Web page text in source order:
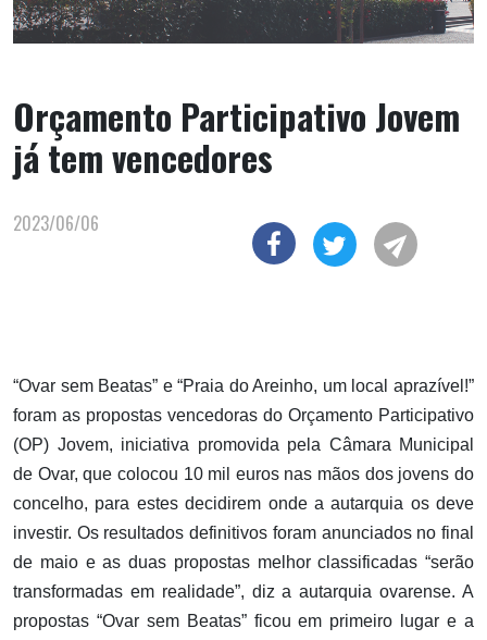
Orçamento Participativo Jovem
já tem vencedores
2023/06/06
“Ovar sem Beatas” e “Praia do Areinho, um local aprazível!”
foram as propostas vencedoras do Orçamento Participativo
(OP) Jovem, iniciativa promovida pela Câmara Municipal
de Ovar, que colocou 10 mil euros nas mãos dos jovens do
concelho, para estes decidirem onde a autarquia os deve
investir. Os resultados definitivos foram anunciados no final
de maio e as duas propostas melhor classificadas “serão
transformadas em realidade”, diz a autarquia ovarense. A
propostas “Ovar sem Beatas” ficou em primeiro lugar e a